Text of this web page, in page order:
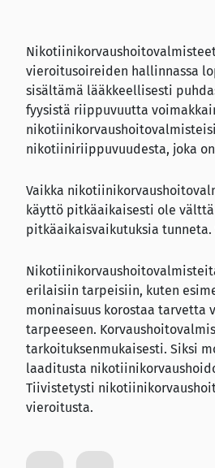
vieroitusoireiden hallinnassa
sisältämä lääkkeellisesti
fyysistä riippuvuutta
nikotiiniriippuvuudesta, joka
Vaikka
käyttö pitkäaikaisesti ole
pitkäaikaisvaikutuksia
erilaisiin tarpeisiin, kuten
moninaisuus korostaa tarvetta
tarpeeseen.
tarkoituksenmukaisesti. Siksi
laaditusta
Tiivistetysti
vieroitusta.